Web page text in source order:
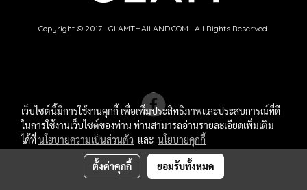
Copyright © 2017 GLAMTHAILAND.COM All Rights Reserved.
เว็บไซต์นี้มีการใช้งานคุกกี้ เพื่อเพิ่มประสิทธิภาพและประสบการณ์ที่ดี
ในการใช้งานเว็บไซต์ของท่าน ท่านสามารถอ่านรายละเอียดเพิ่มเติม
ได้ที่นโยบายความเป็นส่วนตัว และ นโยบายคุกกี้
ตั้งค่าคุกกี้ ยอมรับทั้งหมด